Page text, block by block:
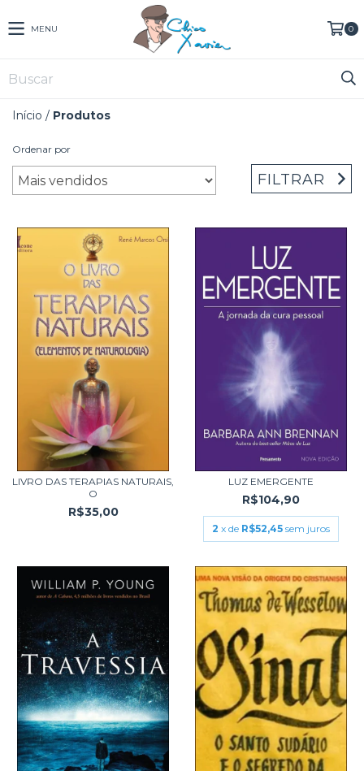
MENU 0
Início / Produtos
Ordenar por
FILTRAR
LIVRO DAS TERAPIAS NATURAIS,
O
R$35,00
LUZ EMERGENTE
R$104,90
2 x de R$52,45 sem juros